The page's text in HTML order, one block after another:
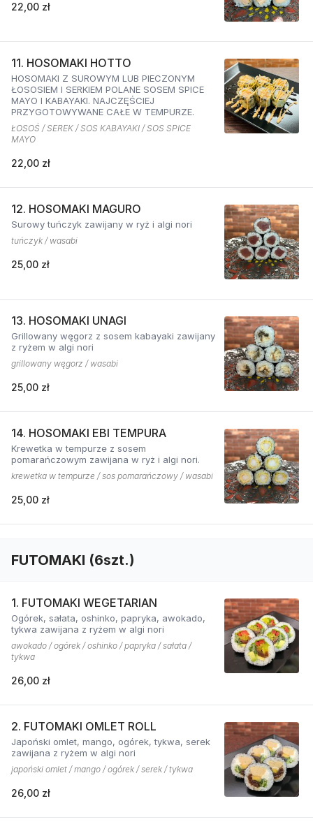
22,00 zł
11. HOSOMAKI HOTTO
HOSOMAKI Z SUROWYM LUB PIECZONYM
ŁOSOSIEM I SERKIEM POLANE SOSEM SPICE
MAYO I KABAYAKI. NAJCZĘŚCIEJ
PRZYGOTOWYWANE CAŁE W TEMPURZE.
ŁOSOŚ / SEREK / SOS KABAYAKI / SOS SPICE
MAYO
22,00 zł
12. HOSOMAKI MAGURO
Surowy tuńczyk zawijany w ryż i algi nori
tuńczyk / wasabi
25,00 zł
13. HOSOMAKI UNAGI
Grillowany węgorz z sosem kabayaki zawijany
z ryżem w algi nori
grillowany węgorz / wasabi
25,00 zł
14. HOSOMAKI EBI TEMPURA
Krewetka w tempurze z sosem
pomarańczowym zawijana w ryż i algi nori.
krewetka w tempurze / sos pomarańczowy / wasabi
25,00 zł
FUTOMAKI (6szt.)
1. FUTOMAKI WEGETARIAN
Ogórek, sałata, oshinko, papryka, awokado,
tykwa zawijana z ryżem w algi nori
awokado / ogórek / oshinko / papryka / sałata /
tykwa
26,00 zł
2. FUTOMAKI OMLET ROLL
Japoński omlet, mango, ogórek, tykwa, serek
zawijana z ryżem w algi nori
japoński omlet / mango / ogórek / serek / tykwa
26,00 zł